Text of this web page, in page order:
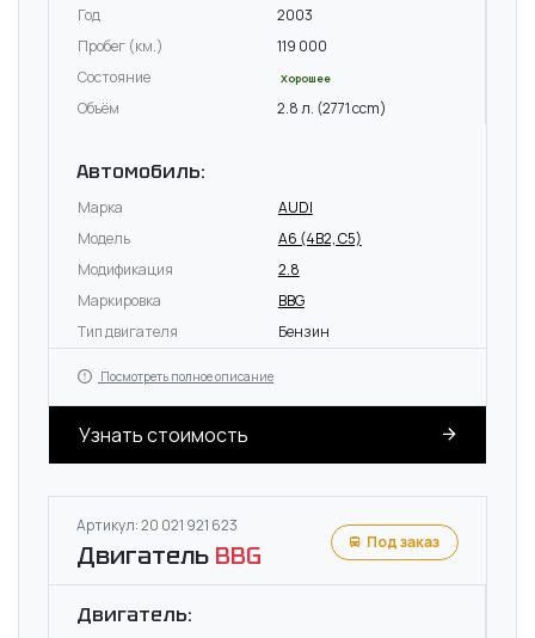
Год
2003
Пробег (км.)
119 000
Состояние
Хорошее
Объём 2.8 л. (2771 ccm)
Автомобиль:
Марка
AUDI
Модель
A6 (4B2, C5)
Модификация
2.8
Маркировка
BBG
Тип двигателя
Бензин
Посмотреть полное описание
Узнать стоимость
Артикул: 20 021 921 623
Двигатель BBG Под заказ
Двигатель: